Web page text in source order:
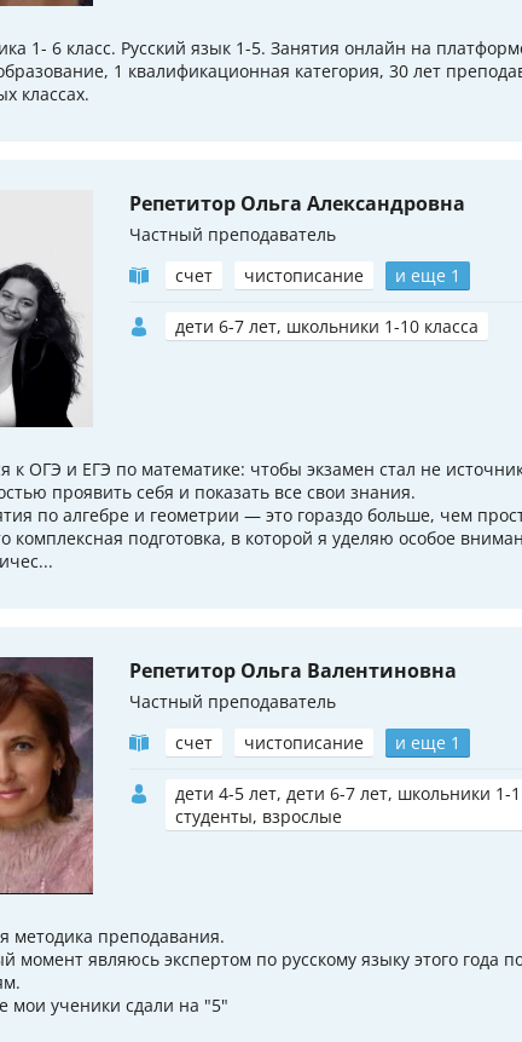
1- 6 класс. Русский язык 1-5. Занятия онлайн на
1 квалификационная категория, 30 лет
классах.
Репетитор Ольга Александровна
Частный преподаватель
счет
чистописание и еще 1
дети 6-7 лет, школьники 1-10 класса
к ОГЭ и ЕГЭ по математике: чтобы экзамен стал не
проявить себя и показать все свои знания.
по алгебре и геометрии — это гораздо больше, чем
комплексная подготовка, в которой я уделяю особое
Репетитор Ольга Валентиновна
Частный преподаватель
счет
чистописание и еще 1
дети 4-5 лет, дети 6-7 лет, школьники 1-
студенты, взрослые
методика преподавания.
момент являюсь экспертом по русскому языку этого года
мои ученики сдали на "5"